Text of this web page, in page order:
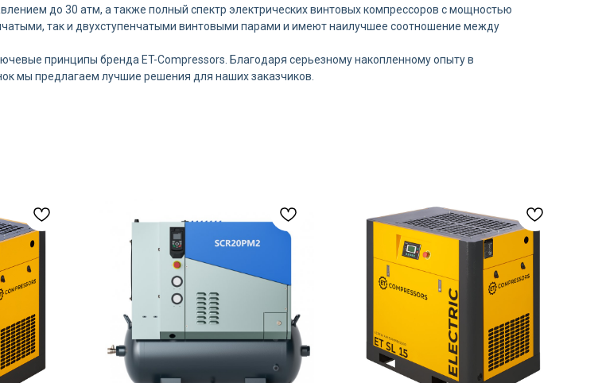
до 30 атм, а также полный спектр электрических винтовых компрессоров с мощностью
так и двухступенчатыми винтовыми парами и имеют наилучшее соотношение между
принципы бренда ET-Compressors. Благодаря серьезному накопленному опыту в
мы предлагаем лучшие решения для наших заказчиков.